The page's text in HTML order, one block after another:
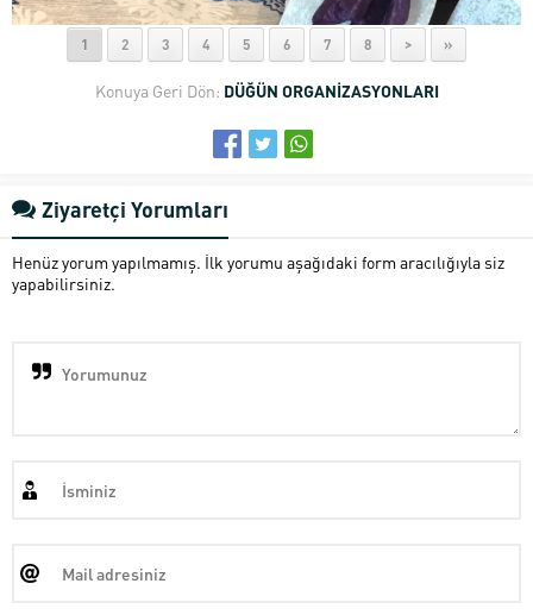
1 2 3 4 5 6 7 8 > »
Konuya Geri Dön: DÜĞÜN ORGANİZASYONLARI
Ziyaretçi Yorumları
Henüz yorum yapılmamış. İlk yorumu aşağıdaki form aracılığıyla siz
yapabilirsiniz.